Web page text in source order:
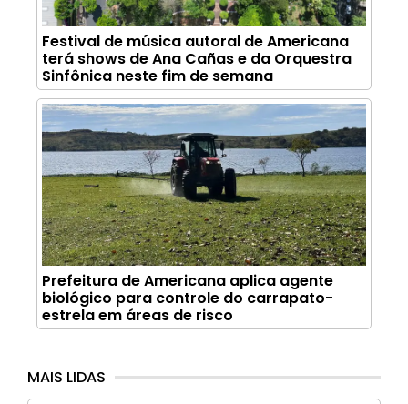
Festival de música autoral de Americana
terá shows de Ana Cañas e da Orquestra
Sinfônica neste fim de semana
Prefeitura de Americana aplica agente
biológico para controle do carrapato-
estrela em áreas de risco
MAIS LIDAS